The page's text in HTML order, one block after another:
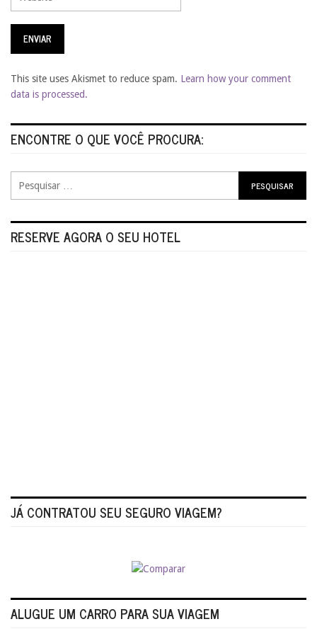
This site uses Akismet to reduce spam. Learn how your comment
data is processed.
ENCONTRE O QUE VOCÊ PROCURA:
RESERVE AGORA O SEU HOTEL
JÁ CONTRATOU SEU SEGURO VIAGEM?
ALUGUE UM CARRO PARA SUA VIAGEM